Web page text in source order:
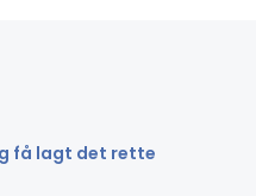
her. Så giver
meninger om, hvad et
hvis man vælger den
få lagt det rette